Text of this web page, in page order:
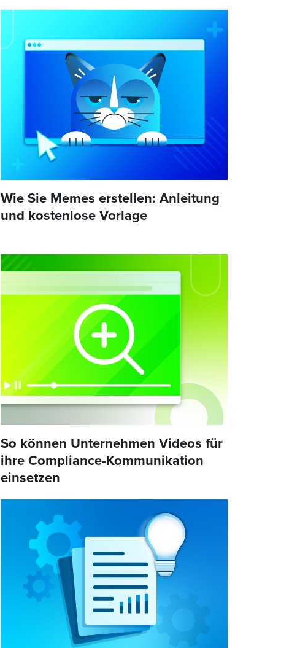
Wie Sie Memes erstellen: Anleitung
und kostenlose Vorlage
So können Unternehmen Videos für
ihre Compliance-Kommunikation
einsetzen